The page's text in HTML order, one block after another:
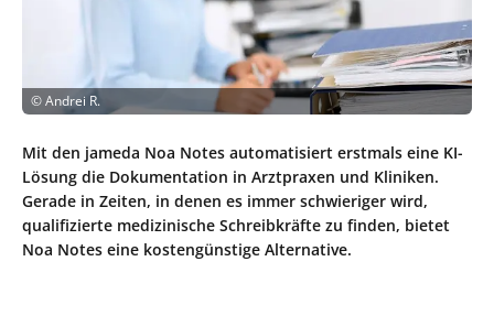
©Andrei R.
Mit den jameda Noa Notes automatisiert erstmals eine KI-
Lösung die Dokumentation in Arztpraxen und Kliniken.
Gerade in Zeiten, in denen es immer schwieriger wird,
qualifizierte medizinische Schreibkräfte zu finden, bietet
Noa Notes eine kostengünstige Alternative.